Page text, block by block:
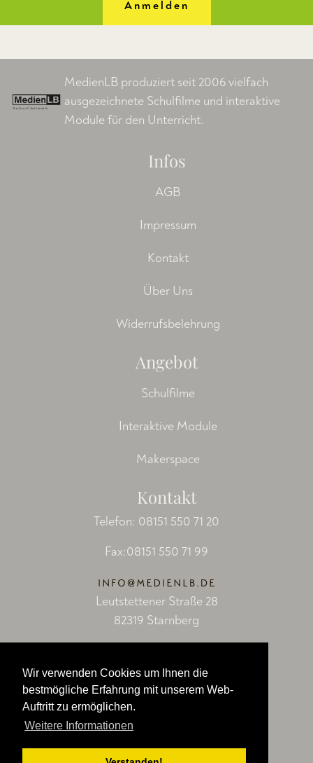
Wir verwenden Cookies um Ihnen die
bestmögliche Erfahrung mit unserem Web-
Auftritt zu ermöglichen.
Weitere Informationen
Anmelden
MedienLB produziert seit 2006 vielfach
ausgezeichnete Schulfilme und interaktive
Module für den Unterricht.
Infos
AGB
Impressum
Kontakt
Über Uns
Widerrufsbelehrung
Angebot
Schulfilme
Interaktive Module
Makerspace
Kontakt
Telefon: 08151 550 71 20
Fax:08151 550 71 99
Leutstettener Straße 28
82319 Starnberg
Facebook
YouTube